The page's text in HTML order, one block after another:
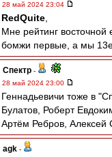
28 май 2024 23:04
RedQuite
Мне рейтинг восточной
бомжи первые, а мы
Спектр -
28 май 2024 23:00
Геннадьевичи тоже в
Булатов, Роберт
Артём Ребров, Алексей
agk -